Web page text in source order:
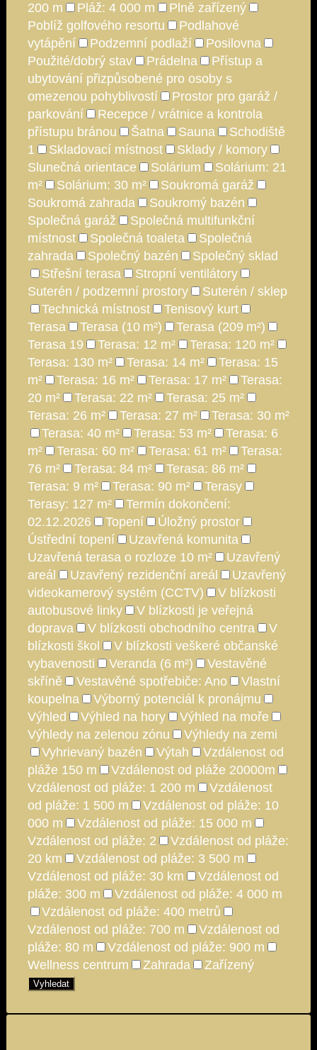
200 m Pláž: 4 000 m
Plně zařízený
Poblíž golfového resortu
Podlahové
vytápění
Podzemní podlaží
Posilovna
Použité/dobrý stav
Prádelna
Přístup a
ubytování přizpůsobené pro osoby s
omezenou pohyblivostí
Prostor pro garáž /
parkování
Recepce / vrátnice a kontrola
přístupu bránou
Šatna Sauna
Schodiště
1
Skladovací místnost
Sklady / komory
Slunečná orientace
Solárium
Solárium: 21
m²
Solárium: 30 m²
Soukromá garáž
Soukromá zahrada
Soukromý bazén
Společná garáž
Společná multifunkční
místnost
Společná toaleta
Společná
zahrada
Společný bazén
Společný sklad
Střešní terasa
Stropní ventilátory
Suterén / podzemní prostory
Suterén / sklep
Technická místnost
Tenisový kurt
Terasa
Terasa (10 m²)
Terasa (209 m²)
Terasa 19
Terasa: 12 m²
Terasa: 120 m²
Terasa: 130 m²
Terasa: 14 m²
Terasa: 15
m²
Terasa: 16 m² Terasa: 17 m²
Terasa:
20 m²
Terasa: 22 m²
Terasa: 25 m²
Terasa: 26 m²
Terasa: 27 m²
Terasa: 30 m²
Terasa: 40 m²
Terasa: 53 m²
Terasa: 6
m²
Terasa: 60 m² Terasa: 61 m²
Terasa:
76 m²
Terasa: 84 m²
Terasa: 86 m²
Terasa: 9 m²
Terasa: 90 m²
Terasy
Terasy: 127 m²
Termín dokončení:
02.12.2026
Topení
Úložný prostor
Ústřední topení
Uzavřená komunita
Uzavřená terasa o rozloze 10 m²
Uzavřený
areál
Uzavřený rezidenční areál
Uzavřený
videokamerový systém (CCTV)
V blízkosti
autobusové linky
V blízkosti je veřejná
doprava
V blízkosti obchodního centra
V
blízkosti škol
V blízkosti veškeré občanské
vybavenosti
Veranda (6 m²)
Vestavěné
skříně
Vestavěné spotřebiče: Ano
Vlastní
koupelna
Výborný potenciál k pronájmu
Výhled
Výhled na hory
Výhled na moře
Výhledy na zelenou zónu
Výhledy na zemi
Vyhrievaný bazén
Výtah
Vzdálenost od
pláže 150 m
Vzdálenost od pláže 20000m
Vzdálenost od pláže: 1 200 m
Vzdálenost
od pláže: 1 500 m
Vzdálenost od pláže: 10
000 m
Vzdálenost od pláže: 15 000 m
Vzdálenost od pláže: 2
Vzdálenost od pláže:
20 km
Vzdálenost od pláže: 3 500 m
Vzdálenost od pláže: 30 km
Vzdálenost od
pláže: 300 m
Vzdálenost od pláže: 4 000 m
Vzdálenost od pláže: 400 metrů
Vzdálenost od pláže: 700 m
Vzdálenost od
pláže: 80 m
Vzdálenost od pláže: 900 m
Wellness centrum
Zahrada Zařízený
Vyhledat